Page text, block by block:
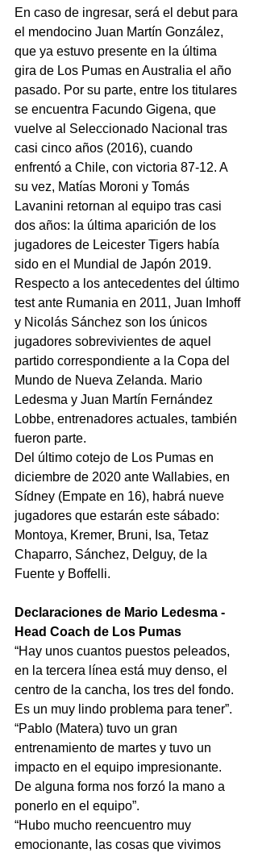
En caso de ingresar, será el debut para
el mendocino Juan Martín González,
que ya estuvo presente en la última
gira de Los Pumas en Australia el año
pasado. Por su parte, entre los titulares
se encuentra Facundo Gigena, que
vuelve al Seleccionado Nacional tras
casi cinco años (2016), cuando
enfrentó a Chile, con victoria 87-12. A
su vez, Matías Moroni y Tomás
Lavanini retornan al equipo tras casi
dos años: la última aparición de los
jugadores de Leicester Tigers había
sido en el Mundial de Japón 2019.
Respecto a los antecedentes del último
test ante Rumania en 2011, Juan Imhoff
y Nicolás Sánchez son los únicos
jugadores sobrevivientes de aquel
partido correspondiente a la Copa del
Mundo de Nueva Zelanda. Mario
Ledesma y Juan Martín Fernández
Lobbe, entrenadores actuales, también
fueron parte.
Del último cotejo de Los Pumas en
diciembre de 2020 ante Wallabies, en
Sídney (Empate en 16), habrá nueve
jugadores que estarán este sábado:
Montoya, Kremer, Bruni, Isa, Tetaz
Chaparro, Sánchez, Delguy, de la
Fuente y Boffelli.
Declaraciones de Mario Ledesma -
Head Coach de Los Pumas
“Hay unos cuantos puestos peleados,
en la tercera línea está muy denso, el
centro de la cancha, los tres del fondo.
Es un muy lindo problema para tener”.
“Pablo (Matera) tuvo un gran
entrenamiento de martes y tuvo un
impacto en el equipo impresionante.
De alguna forma nos forzó la mano a
ponerlo en el equipo”.
“Hubo mucho reencuentro muy
emocionante, las cosas que vivimos